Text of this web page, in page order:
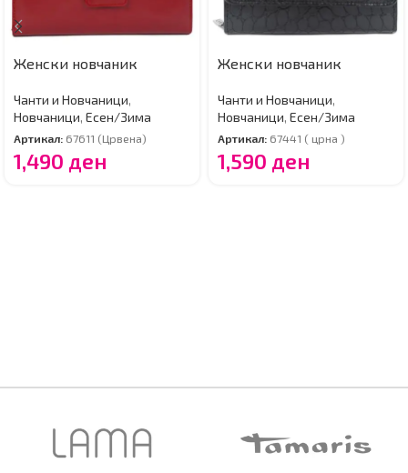
Женски новчаник
Чанти и Новчаници,
Новчаници, Есен/Зима
Артикал: 67611 (Црвена)
1,490 ден
Женски новчаник
Чанти и Новчаници,
Новчаници, Есен/Зима
Артикал: 67441 ( црна )
1,590 ден